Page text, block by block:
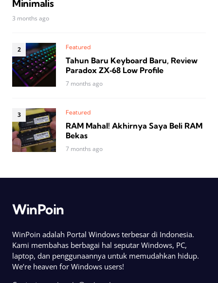
Minimalis
3 months ago
Featured
Tahun Baru Keyboard Baru, Review
Paradox ZX‑68 Low Profile
7 months ago
Featured
RAM Mahal! Akhirnya Saya Beli RAM
Bekas
7 months ago
WinPoin
WinPoin adalah Portal Windows terbesar di Indonesia.
Kami membahas berbagai hal seputar Windows, PC,
laptop, dan penggunaannya untuk memudahkan hidup.
We’re heaven for Windows users!